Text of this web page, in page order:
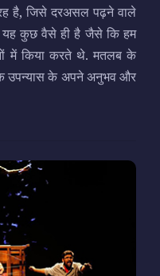
है, जिसे दरअसल पढ़ने वाले
यह कुछ वैसे ही है जैसे कि हम
में किया करते थे. मतलब के
उपन्यास के अपने अनुभव और